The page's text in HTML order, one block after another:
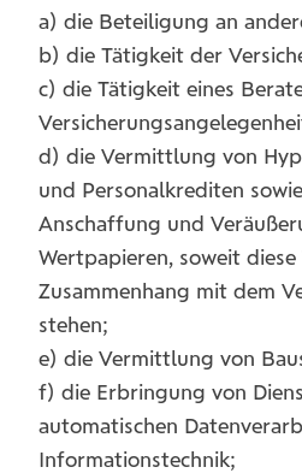
a) die Beteiligung an
b) die Tätigkeit der
c) die Tätigkeit eines
d) die Vermittlung von
und Personalkrediten
Anschaffung und
Wertpapieren, soweit
Zusammenhang mit dem
stehen;
e) die Vermittlung von
f) die Erbringung von
automatischen
Informationstechnik;